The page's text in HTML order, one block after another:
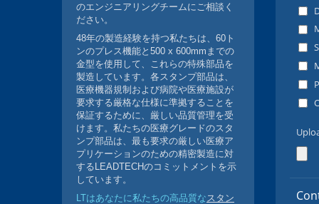
のエンジニアリングチームにご相談く
ださい。
48年の製造経験を持つ私たちは、60ト
ンのプレス機能と500 x 600mmまでの
金型を使用して、これらの特殊部品を
製造しています。各スタンプ部品は、
医療機器規制および病院や医療施設が
要求する厳格な仕様に準拠することを
保証するために、厳しい品質管理を受
けます。私たちの医療グレードのスタ
ンプ部品は、最も要求の厳しい医療ア
プリケーションのための精密製造に対
するLEADTECHのコミットメントを示
しています。
LTはあなたに私たちの高品質なスタン